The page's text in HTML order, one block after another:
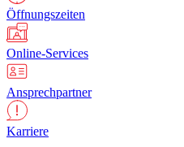
Öffnungszeiten
Online-Services
Ansprechpartner
Karriere